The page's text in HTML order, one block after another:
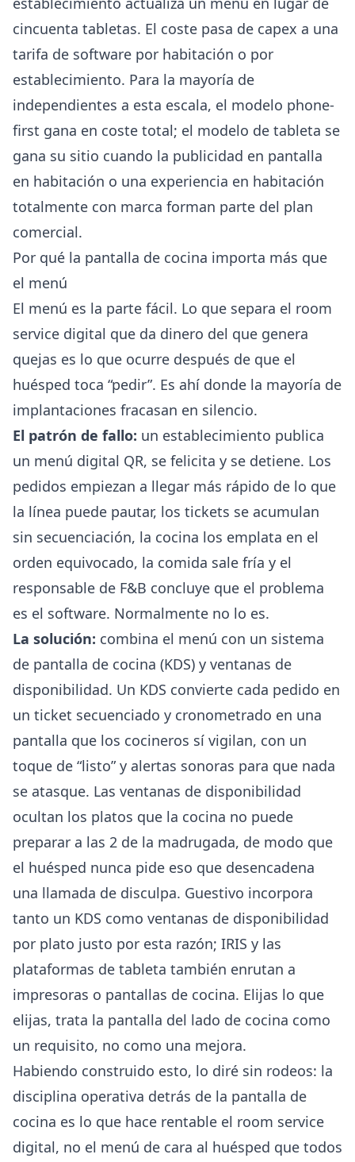
cincuenta tabletas. El coste pasa de capex a una
tarifa de software por habitación o por
establecimiento. Para la mayoría de
independientes a esta escala, el modelo phone-
first gana en coste total; el modelo de tableta se
gana su sitio cuando la publicidad en pantalla
en habitación o una experiencia en habitación
totalmente con marca forman parte del plan
comercial.
Por qué la pantalla de cocina importa más que
el menú
El menú es la parte fácil. Lo que separa el room
service digital que da dinero del que genera
quejas es lo que ocurre después de que el
huésped toca “pedir”. Es ahí donde la mayoría de
implantaciones fracasan en silencio.
El patrón de fallo: un establecimiento publica
un menú digital QR, se felicita y se detiene. Los
pedidos empiezan a llegar más rápido de lo que
la línea puede pautar, los tickets se acumulan
sin secuenciación, la cocina los emplata en el
orden equivocado, la comida sale fría y el
responsable de F&B concluye que el problema
es el software. Normalmente no lo es.
La solución: combina el menú con un sistema
de pantalla de cocina (KDS) y ventanas de
disponibilidad. Un KDS convierte cada pedido en
un ticket secuenciado y cronometrado en una
pantalla que los cocineros sí vigilan, con un
toque de “listo” y alertas sonoras para que nada
se atasque. Las ventanas de disponibilidad
ocultan los platos que la cocina no puede
preparar a las 2 de la madrugada, de modo que
el huésped nunca pide eso que desencadena
una llamada de disculpa. Guestivo incorpora
tanto un KDS como ventanas de disponibilidad
por plato justo por esta razón; IRIS y las
plataformas de tableta también enrutan a
impresoras o pantallas de cocina. Elijas lo que
elijas, trata la pantalla del lado de cocina como
un requisito, no como una mejora.
Habiendo construido esto, lo diré sin rodeos: la
disciplina operativa detrás de la pantalla de
cocina es lo que hace rentable el room service
digital, no el menú de cara al huésped que todos